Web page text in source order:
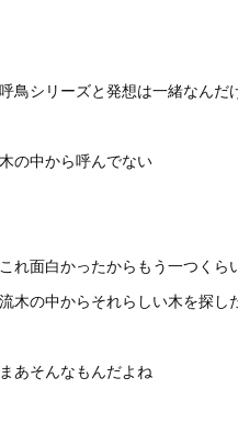
呼鳥シリーズと発想は一緒なんだ
木の中から呼んでない
これ面白かったからもう一つくら
流木の中からそれらしい木を探し
まあそんなもんだよね